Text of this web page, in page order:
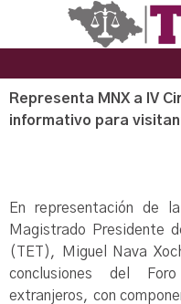
Representa MNX a IV
informativo para
En representación de
Magistrado Presidente
(TET), Miguel Nava
conclusiones del
extranjeros, con